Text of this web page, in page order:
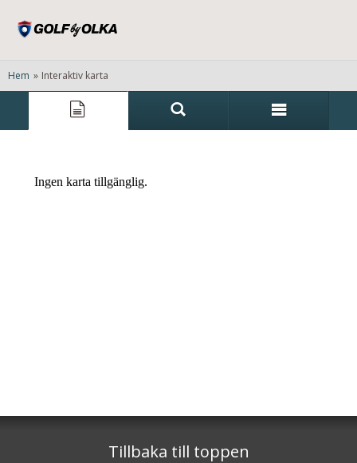
Hem » Interaktiv karta
Tillbaka till toppen